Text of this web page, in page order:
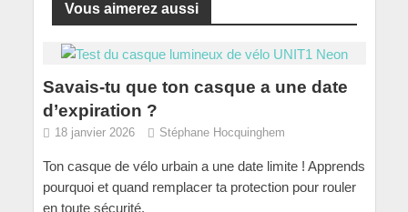
Vous aimerez aussi
Savais-tu que ton casque a une date
d’expiration ?
18 janvier 2026 Stéphane Hocquinghem
Ton casque de vélo urbain a une date limite ! Apprends
pourquoi et quand remplacer ta protection pour rouler
en toute sécurité.